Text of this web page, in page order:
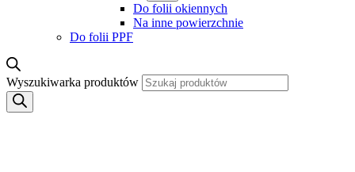
Do folii okiennych
Na inne powierzchnie
Do folii PPF
Wyszukiwarka produktów